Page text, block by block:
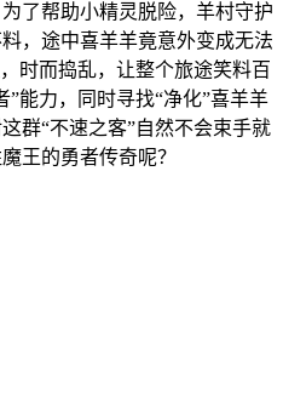
了帮助小精灵脱险，羊村守护
，途中喜羊羊竟意外变成无法
时而捣乱，让整个旅途笑料百
能力，同时寻找“净化”喜羊羊
群“不速之客”自然不会束手就
王的勇者传奇呢？